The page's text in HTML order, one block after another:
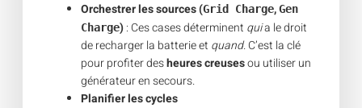
Orchestrer les sources (Grid Charge,Gen
Charge): Ces cases déterminent quia le droit
de recharger la batterie et quand. C’est la clé
pour profiter desheures creusesou utiliser un
générateur en secours.
Planifier les cycles